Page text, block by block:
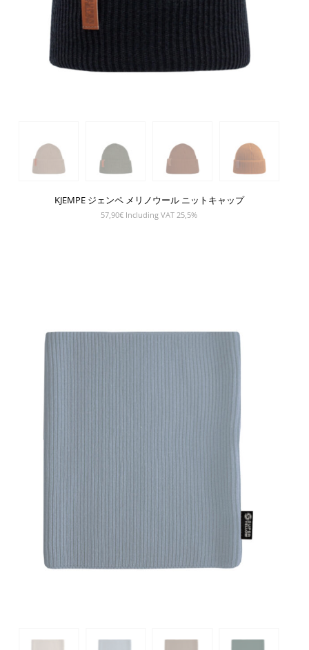
KJEMPE ジェンペ メリノウール ニットキャップ
57,90€ Including VAT 25,5%